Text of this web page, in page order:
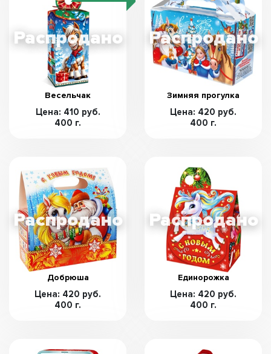
Весельчак
Цена: 410 руб.
400 г.
Зимняя прогулка
Цена: 420 руб.
400 г.
Добрюша
Цена: 420 руб.
400 г.
Единорожка
Цена: 420 руб.
400 г.